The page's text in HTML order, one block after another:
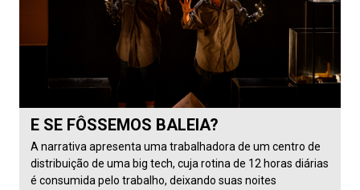
E SE FÔSSEMOS BALEIA?
A narrativa apresenta uma trabalhadora de um centro de
distribuição de uma big tech, cuja rotina de 12 horas diárias
é consumida pelo trabalho, deixando suas noites